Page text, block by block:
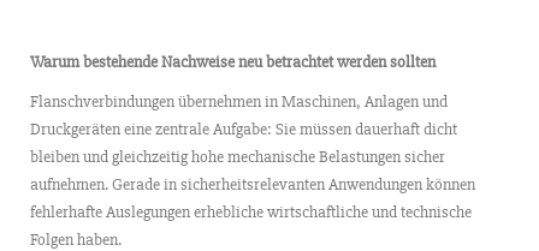
Warum bestehende Nachweise neu betrachtet werden sollten
Flanschverbindungen übernehmen in Maschinen, Anlagen und
Druckgeräten eine zentrale Aufgabe: Sie müssen dauerhaft dicht
bleiben und gleichzeitig hohe mechanische Belastungen sicher
aufnehmen. Gerade in sicherheitsrelevanten Anwendungen können
fehlerhafte Auslegungen erhebliche wirtschaftliche und technische
Folgen haben.